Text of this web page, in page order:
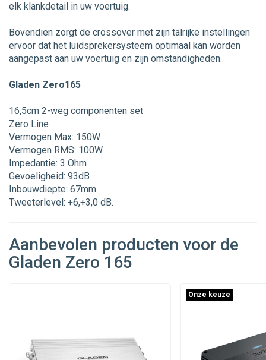
elk klankdetail in uw voertuig.
Bovendien zorgt de crossover met zijn talrijke instellingen
ervoor dat het luidsprekersysteem optimaal kan worden
aangepast aan uw voertuig en zijn omstandigheden.
Gladen Zero165
16,5cm 2-weg componenten set
Zero Line
Vermogen Max: 150W
Vermogen RMS: 100W
Impedantie: 3 Ohm
Gevoeligheid: 93dB
Inbouwdiepte: 67mm.
Tweeterlevel: +6,+3,0 dB.
Aanbevolen producten voor de
Gladen Zero 165
Onze keuze